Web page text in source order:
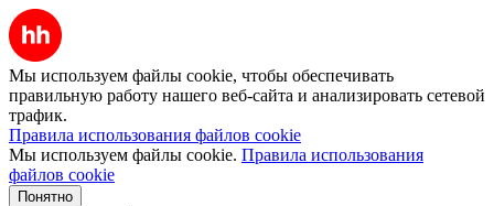
Мы используем файлы cookie, чтобы обеспечивать
правильную работу нашего веб-сайта и анализировать сетевой
трафик.
Правила использования файлов cookie
Мы используем файлы cookie. Правила использования
файлов cookie
Понятно